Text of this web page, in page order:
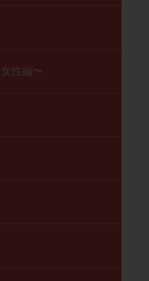
性編〜